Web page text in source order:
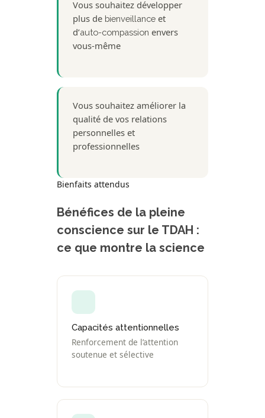
Vous souhaitez développer
plus de bienveillance et
d’auto-compassion envers
vous-même
Vous souhaitez améliorer la
qualité de vos relations
personnelles et
professionnelles
Bienfaits attendus
Bénéfices de la pleine
conscience sur le TDAH :
ce que montre la science
Capacités attentionnelles
Renforcement de l’attention
soutenue et sélective